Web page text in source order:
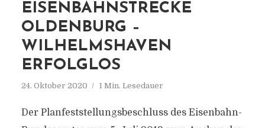
EISENBAHNSTRECKE
OLDENBURG –
WILHELMSHAVEN
ERFOLGLOS
24. Oktober 2020 1 Min. Lesedauer
Der Planfeststellungsbeschluss des Eisenbahn-